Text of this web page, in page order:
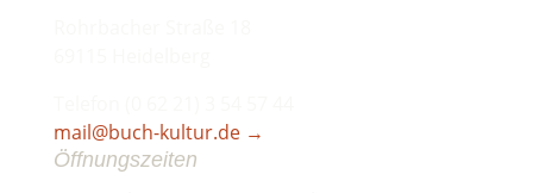
mail@buch-kultur.de→
Öffnungszeiten